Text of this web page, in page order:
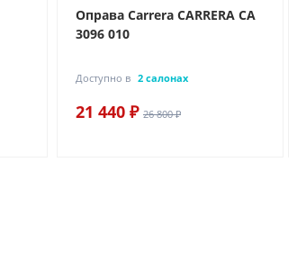
Оправа Carrera CARRERA CA
3096 010
Доступно в 2 салонах
21 440 ₽ 26 800 ₽